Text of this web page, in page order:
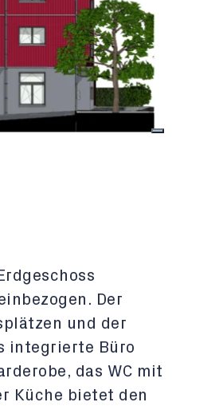
Der
und der
integrierte Büro
das WC mit
Küche bietet den